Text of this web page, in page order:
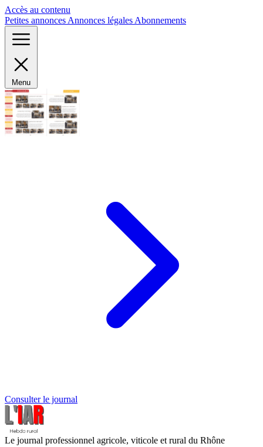
Accès au contenu
Petites annonces Annonces légales Abonnements
Menu
Consulter le journal
Le journal professionnel agricole, viticole et rural du Rhône
Panneau de gestion des cookies